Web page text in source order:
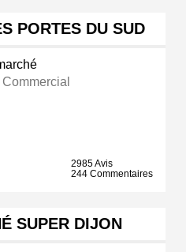
PORTES DU SUD
2985 Avis
244 Commentaires
SUPER DIJON